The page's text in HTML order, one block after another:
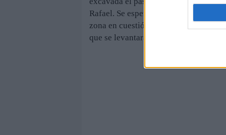
Rafael. Se espera la aparición de
zona en cuestión se convertirá en
que se levantará con fondos del